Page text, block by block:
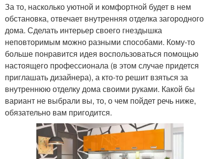
За то, насколько уютной и комфортной будет в нем
обстановка, отвечает внутренняя отделка загородного
дома. Сделать интерьер своего гнездышка
неповторимым можно разными способами. Кому-то
больше понравится идея воспользоваться помощью
настоящего профессионала (в этом случае придется
приглашать дизайнера), а кто-то решит взяться за
внутреннюю отделку дома своими руками. Какой бы
вариант не выбрали вы, то, о чем пойдет речь ниже,
обязательно вам пригодится.